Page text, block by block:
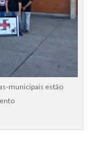
municipais estão